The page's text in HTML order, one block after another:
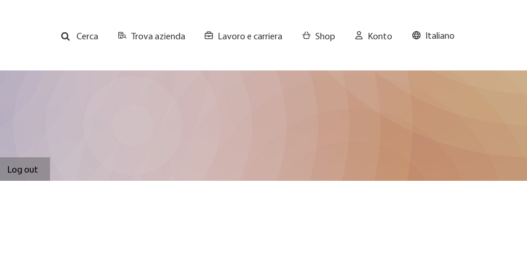
Cerca
GH
Trova azienda Lavoro e carriera Shop Konto Italiano
Log out